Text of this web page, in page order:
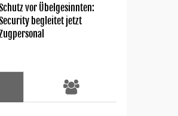
vor Übelgesinnten:
begleitet jetzt